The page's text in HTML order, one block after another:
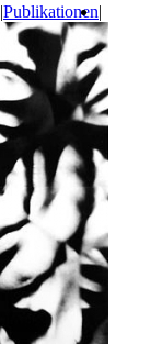
|Publikationen|